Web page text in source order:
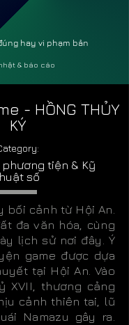
hay vi phạm bản
& báo cáo
- HỒNG THỦY
KÝ
tiện & Kỹ
số
bối cảnh từ Hội An.
đa văn hóa, cùng
lịch sử nơi đây. Ý
game được dựa
tại Hội An. Vào
XVII, thương cảng
cảnh thiên tai, lũ
Namazu gây ra.